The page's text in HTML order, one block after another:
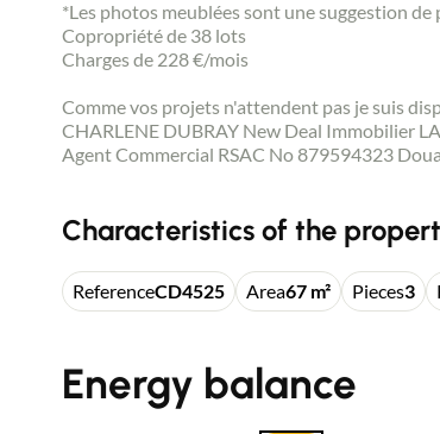
*Les photos meublées sont une suggestion
Copropriété de 38 lots
Charges de 228 €/mois
Comme vos projets n'attendent pas je suis
CHARLENE DUBRAY New Deal Immobilier
Agent Commercial RSAC No 879594323
Characteristics of the
ReferenceCD4525 Area67 m² Pieces3
Energy balance